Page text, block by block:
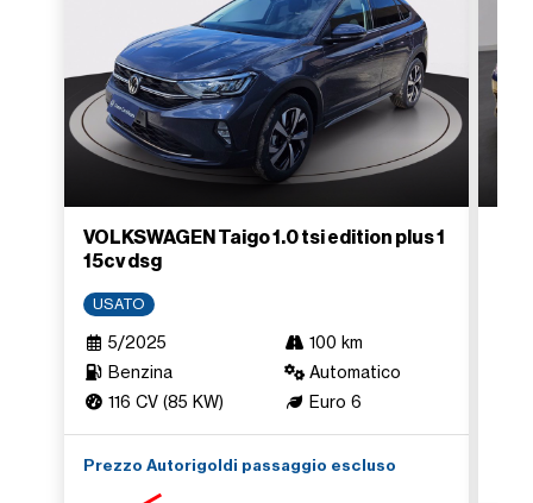
VOLKSWAGEN Taigo 1.0 tsi edition plus 1
15cv dsg
USATO
5/2025
100 km
Benzina
Automatico
116 CV (85 KW)
Euro 6
Prezzo Autorigoldi passaggio escluso